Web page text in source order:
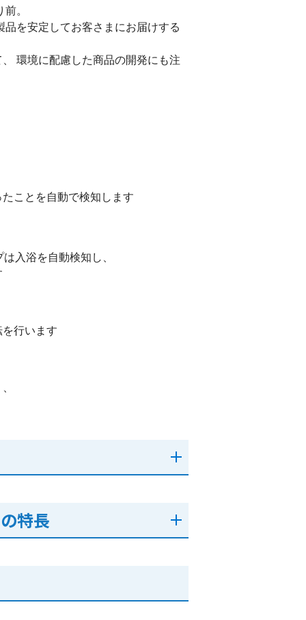
。
を安定してお客さまにお届けする
環境に配慮した商品の開発にも注
ことを自動で検知します
入浴を自動検知し、
行います
特長